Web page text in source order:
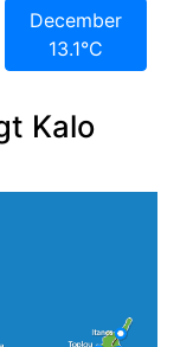
December
13.1°C
Kalo